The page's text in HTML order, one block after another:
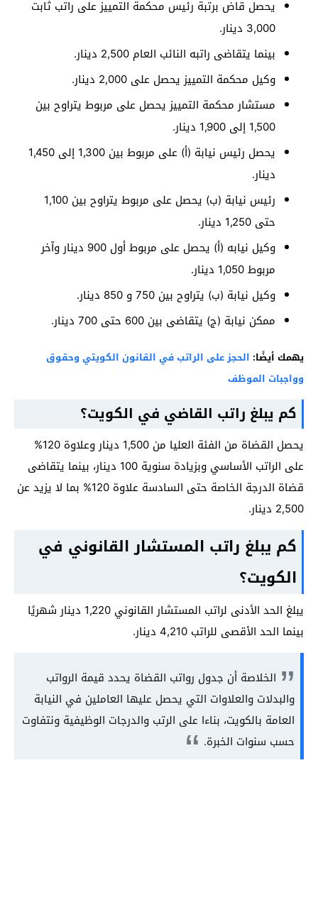
يحصل قاض برتبة رئيس محكمة التمييز على راتب ثابت
3,000 دينار.
بينما يتقاضى راتبه النائب العام 2,500 دينار.
وكيل محكمة التمييز يحصل على 2,000 دينار.
مستشار محكمة التمييز يحصل على مربوط يتراوح بين
1,500 إلى 1,900 دينار.
يحصل رئيس نيابة (أ) على مربوط بين 1,300 إلى 1,450
دينار.
رئيس نيابة (ب) يحصل على مربوط يتراوح بين 1,100
حتى 1,250 دينار.
وكيل نيابه (أ) يحصل على مربوط أول 900 دينار وآخر
مربوط 1,050 دينار.
وكيل نيابة (ب) يتراوح بين 750 و 850 دينار.
ممكن نيابة (ج) يتقاضى بين 600 حتى 700 دينار.
يهمك أيضًا: الحجز على الراتب في القانون الكويتي وحقوق
وواجبات الموظف
كم يبلغ راتب القاضي في الكويت؟
يحصل القضاة من الفئة العليا من 1,500 دينار وعلاوة 120%
على الراتب الأساسي وبزيادة سنوية 100 دينار، بينما يتقاضى
قضاة الدرجة الخاصة حتى السادسة علاوة 120% بما لا يزيد عن
2,500 دينار.
كم يبلغ راتب المستشار القانوني في
الكويت؟
يبلغ الحد الأدنى لراتب المستشار القانوني 1,220 دينار شهريًا
بينما الحد الأقصى للراتب 4,210 دينار.
الخلاصة أن جدول رواتب القضاة يحدد قيمة الرواتب
والبدلات والعلاوات التي يحصل عليها العاملين في النيابة
العامة بالكويت، بناءا على الرتب والدرجات الوظيفية ونتفاوت
حسب سنوات الخبرة.